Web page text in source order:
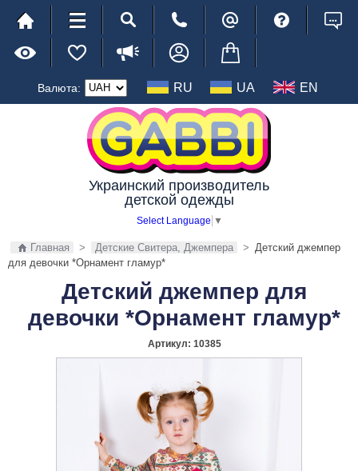
Валюта: RU UA EN
Украинский производитель
детской одежды
Select Language ▼
Главная > Детские Свитера, Джемпера > Детский джемпер
для девочки *Орнамент гламур*
Детский джемпер для
девочки *Орнамент гламур*
Артикул: 10385